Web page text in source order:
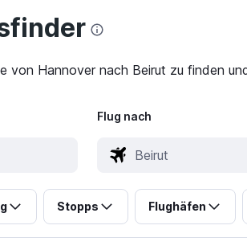
von Hannover nach Beirut zu finden
Flug nach
Stopps Flughäfen